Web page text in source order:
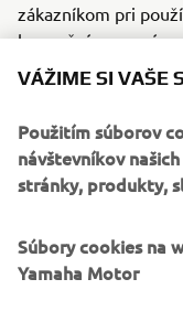
zákazníkom pri
bezpečným a
povedia pri
v podobe úsmevu je
ktoré sú títo servisní
©Yamaha Motor
Informácie ani
VÁŽIME SI VAŠE
Použitím súborov
návštevníkov
stránky, produkty,
Súbory cookies na
Yamaha Motor